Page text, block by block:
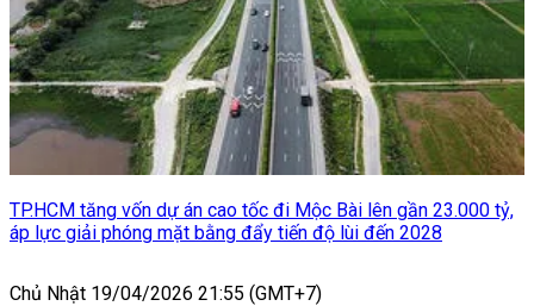
TP.HCM tăng vốn dự án cao tốc đi Mộc Bài lên gần 23.000 tỷ,
áp lực giải phóng mặt bằng đẩy tiến độ lùi đến 2028
Chủ Nhật 19/04/2026 21:55 (GMT+7)